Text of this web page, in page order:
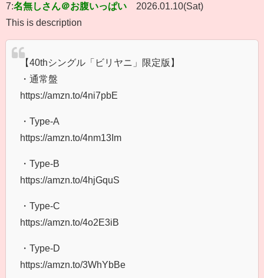
7:名無しさん＠お腹いっぱい
2026.01.10(Sat)
This is description
【40thシングル「ビリヤニ」限定版】
・通常盤
https://amzn.to/4ni7pbE
・Type-A
https://amzn.to/4nm13Im
・Type-B
https://amzn.to/4hjGquS
・Type-C
https://amzn.to/4o2E3iB
・Type-D
https://amzn.to/3WhYbBe